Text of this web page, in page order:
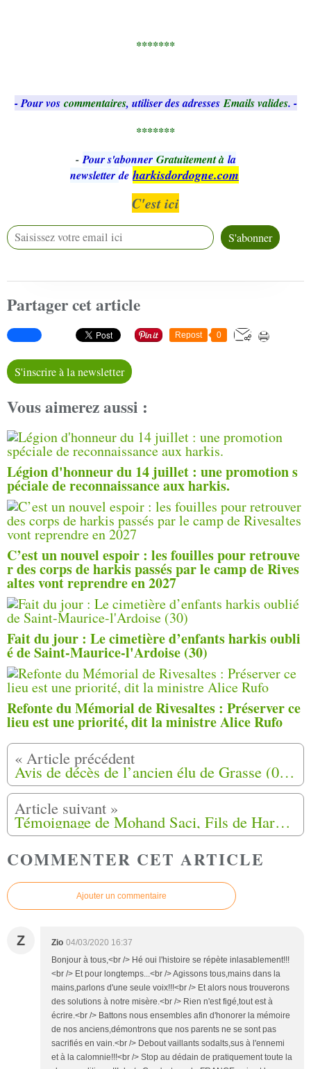
*******
- Pour vos commentaires, utiliser des adressesEmails valides. -
*******
- Pour s'abonner Gratuitement à la
newsletter de harkisdordogne.com
C'est ici
Partager cet article
Repost 0
S'inscrire à la newsletter
Vous aimerez aussi :
Légion d'honneur du 14 juillet : une promotion s
péciale de reconnaissance aux harkis.
C’est un nouvel espoir : les fouilles pour retrouve
r des corps de harkis passés par le camp de Rives
altes vont reprendre en 2027
Fait du jour : Le cimetière d’enfants harkis oubli
é de Saint-Maurice-l'Ardoise (30)
Refonte du Mémorial de Rivesaltes : Préserver ce
lieu est une priorité, dit la ministre Alice Rufo
Avis de décès de l’ancien élu de Grasse (06) Patrick Messaoudi est brutalement décédé
Témoignage de Mohand Saci, Fils de Harkis au Camp de BIAS (47)
COMMENTER CET ARTICLE
Ajouter un commentaire
Z Zio 04/03/2020 16:37
Bonjour à tous,<br /> Hé oui l'histoire se répète inlasablement!!!
<br /> Et pour longtemps...<br /> Agissons tous,mains dans la
mains,parlons d'une seule voix!!!<br /> Et alors nous trouverons
des solutions à notre misère.<br /> Rien n'est figé,tout est à
écrire.<br /> Battons nous ensembles afin d'honorer la mémoire
de nos anciens,démontrons que nos parents ne se sont pas
sacrifiés en vain.<br /> Debout vaillants sodalts,sus à l'ennemi
et à la calomnie!!!<br /> Stop au dédain de pratiquement toute la